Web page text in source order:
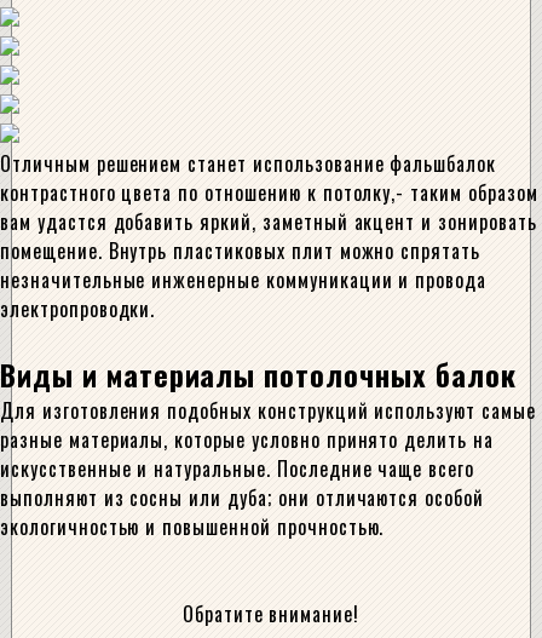
Отличным решением станет использование фальшбалок
контрастного цвета по отношению к потолку,- таким образом
вам удастся добавить яркий, заметный акцент и зонировать
помещение. Внутрь пластиковых плит можно спрятать
незначительные инженерные коммуникации и провода
электропроводки.
Виды и материалы потолочных балок
Для изготовления подобных конструкций используют самые
разные материалы, которые условно принято делить на
искусственные и натуральные. Последние чаще всего
выполняют из сосны или дуба; они отличаются особой
экологичностью и повышенной прочностью.
Обратите внимание!